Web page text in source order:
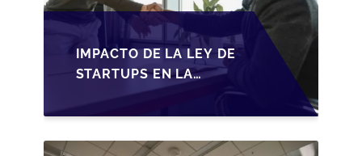
IMPACTO DE LA LEY DE
STARTUPS EN LA
TRANSMISIÓN DE
PYMES ESPAÑOLAS